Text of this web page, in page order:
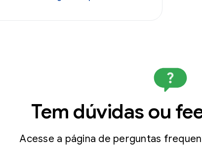
Tem dúvidas ou
Acesse a página de perguntas